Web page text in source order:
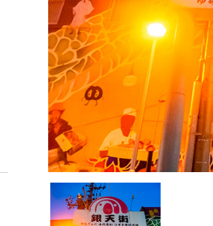
［6/28］サブカルフリマin銀
天街＠沖縄市コサ十字路銀天
街エリア
6/28コザ十字路銀天街でサブカルだ
らけのフリーマーケット開催！
詳細を見る